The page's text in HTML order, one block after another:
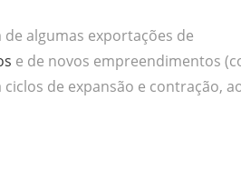
algumas exportações de
e de novos empreendimentos
de expansão e contração,